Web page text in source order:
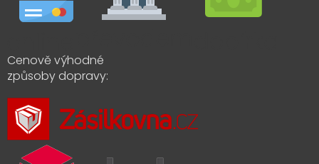
Cenově výhodné
způsoby dopravy: